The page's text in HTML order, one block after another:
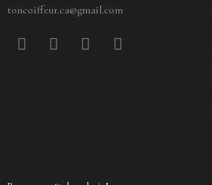
toncoiffeur.ca@gmail.com
F
a
P
i
Y
o
I
n